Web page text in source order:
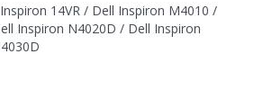
14VR / Dell Inspiron M4010 /
Inspiron N4020D / Dell Inspiron